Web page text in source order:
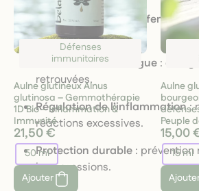
Renforcement des défenses:
immunitaires.
Réduction de la fatigue :
retrouvées.
Régulation de l’inflammation:
réactions excessives.
Protection durable :
les agressions.
Défenses
immunitaires
Aulne glutineux Alnus
glutinosa – Gemmothérapie
1D Bio – Inflammation &
Immunité
21,50 €
50 ml
Ajouter
Aulne
Peuple
15,00
15 ml